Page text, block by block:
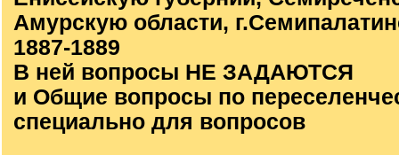
Амурскую области,
1887-1889
В ней вопросы НЕ ЗАДАЮТСЯ
и Общие вопросы по
специально для вопросов